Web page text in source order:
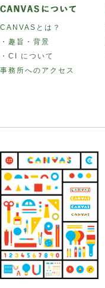
CANVASとは？
・趣旨・背景
・CI について
事務所へのアクセス